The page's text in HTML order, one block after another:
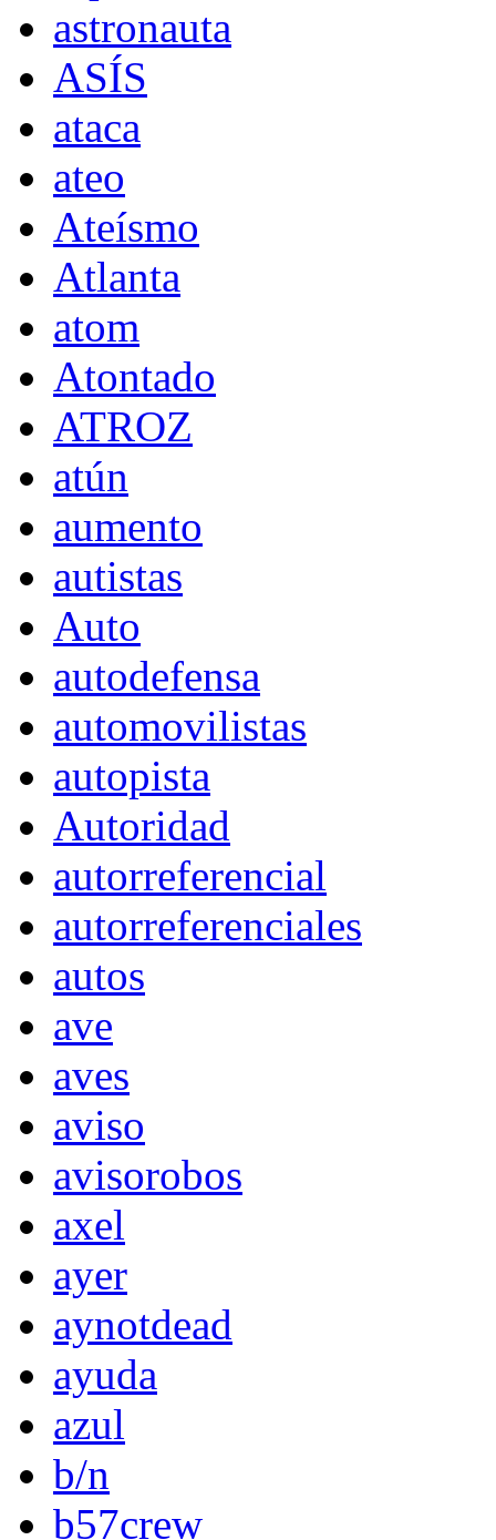
astronauta
ASÍS
ataca
ateo
Ateísmo
Atlanta
atom
Atontado
ATROZ
atún
aumento
autistas
Auto
autodefensa
automovilistas
autopista
Autoridad
autorreferencial
autorreferenciales
autos
ave
aves
aviso
avisorobos
axel
ayer
aynotdead
ayuda
azul
b/n
b57crew